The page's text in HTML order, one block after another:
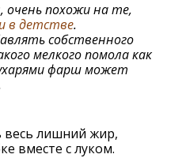
похожи на те,
в детстве.
собственного
мелкого помола как
фарш может
весь лишний жир,
вместе с луком.